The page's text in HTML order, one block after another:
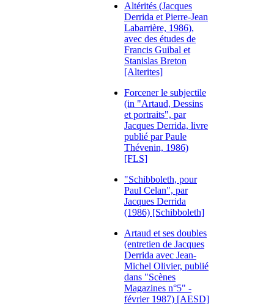
Altérités (Jacques
Derrida et Pierre-Jean
Labarrière, 1986),
avec des études de
Francis Guibal et
Stanislas Breton
[Alterites]
Forcener le subjectile
(in "Artaud, Dessins
et portraits", par
Jacques Derrida, livre
publié par Paule
Thévenin, 1986)
[FLS]
"Schibboleth, pour
Paul Celan", par
Jacques Derrida
(1986) [Schibboleth]
Artaud et ses doubles
(entretien de Jacques
Derrida avec Jean-
Michel Olivier, publié
dans "Scènes
Magazines n°5" -
février 1987) [AESD]